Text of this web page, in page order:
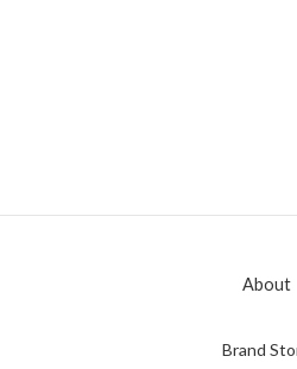
About
Brand